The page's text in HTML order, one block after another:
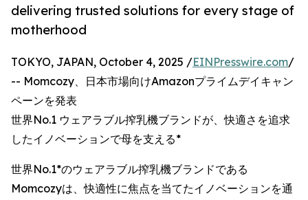
delivering trusted solutions for every stage of
motherhood
TOKYO, JAPAN, October 4, 2025 /EINPresswire.com/
-- Momcozy、日本市場向けAmazonプライムデイキャン
ペーンを発表
世界No.1 ウェアラブル搾乳機ブランドが、快適さを追求
したイノベーションで母を支える*
世界No.1*のウェアラブル搾乳機ブランドである
Momcozyは、快適性に焦点を当てたイノベーションを通